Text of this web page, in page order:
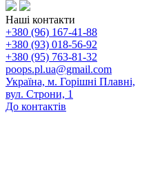
Наші контакти
+380 (96) 167-41-88
+380 (93) 018-56-92
+380 (95) 763-81-32
poops.pl.ua@gmail.com
Україна, м. Горішні Плавні,
вул. Строни, 1
До контактів